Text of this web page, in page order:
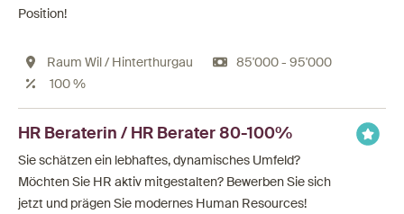
Position!
Raum Wil / Hinterthurgau
85'000 - 95'000
100 %
HR Beraterin / HR Berater 80-100%
Sie schätzen ein lebhaftes, dynamisches Umfeld?
Möchten Sie HR aktiv mitgestalten? Bewerben Sie sich
jetzt und prägen Sie modernes Human Resources!